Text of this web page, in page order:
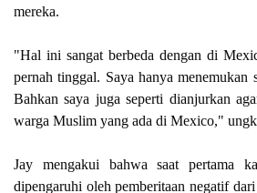
mereka.
"Hal ini sangat berbeda dengan di
pernah tinggal. Saya hanya menemukan
Bahkan saya juga seperti dianjurkan
warga Muslim yang ada di Mexico,"
Jay mengakui bahwa saat pertama
dipengaruhi oleh pemberitaan negatif